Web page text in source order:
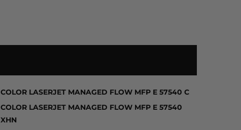
COLOR LASERJET MANAGED FLOW MFP E 57540 C
COLOR LASERJET MANAGED FLOW MFP E 57540
XHN